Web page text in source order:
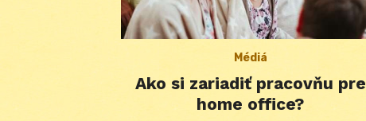
Médiá
Ako si zariadiť pracovňu pre
home office?